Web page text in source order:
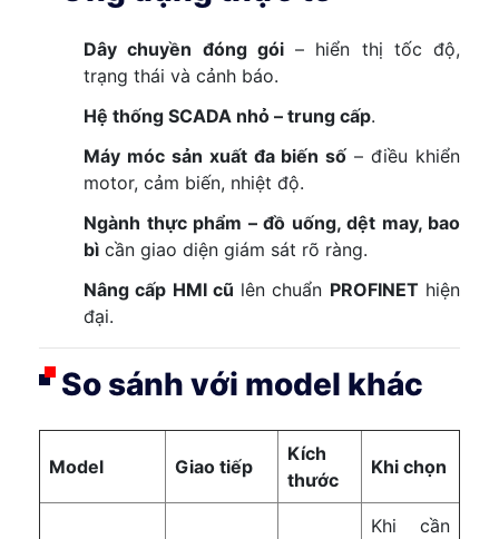
Dây chuyền đóng gói– hiển thị tốc độ,
trạng thái và cảnh báo.
Hệ thống SCADA nhỏ – trung cấp.
Máy móc sản xuất đa biến số– điều khiển
motor, cảm biến, nhiệt độ.
Ngành thực phẩm – đồ uống, dệt may, bao
bì cần giao diện giám sát rõ ràng.
Nâng cấp HMI cũ lên chuẩn PROFINEThiện
đại.
So sánh với model khác
Model Giao tiếp
Kích
thước
Khi chọn
Khi cần